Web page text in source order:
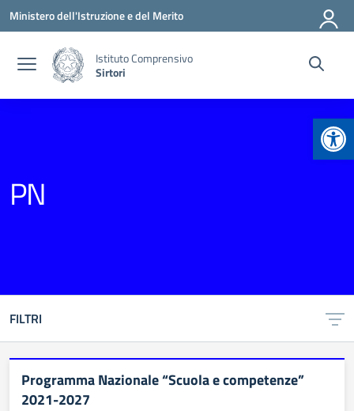
Vai ai contenuti
Vai al menu di navigazione
Vai al footer
Ministero dell'Istruzione e del Merito
Istituto Comprensivo
Sirtori
PN
FILTRI
Programma Nazionale “Scuola e competenze”
2021-2027